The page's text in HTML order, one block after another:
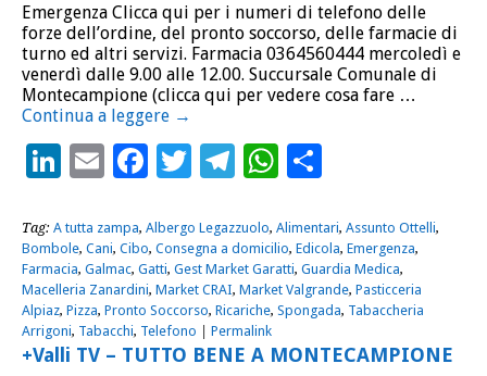
Emergenza Clicca qui per i numeri di telefono delle
forze dell’ordine, del pronto soccorso, delle farmacie di
turno ed altri servizi. Farmacia 0364560444 mercoledì e
venerdì dalle 9.00 alle 12.00. Succursale Comunale di
Montecampione (clicca qui per vedere cosa fare …
Continua a leggere →
LinkedIn
EmailFacebook
Twitter
Telegram
WhatsApp
Tag: A tutta zampa, Albergo Legazzuolo, Alimentari, Assunto Ottelli,
Bombole, Cani, Cibo, Consegna a domicilio, Edicola, Emergenza,
Farmacia, Galmac, Gatti, Gest Market Garatti, Guardia Medica,
Macelleria Zanardini, Market CRAI, Market Valgrande, Pasticceria
Alpiaz, Pizza, Pronto Soccorso, Ricariche, Spongada, Tabaccheria
Arrigoni, Tabacchi, Telefono | Permalink
+Valli TV – TUTTO BENE A MONTECAMPIONE